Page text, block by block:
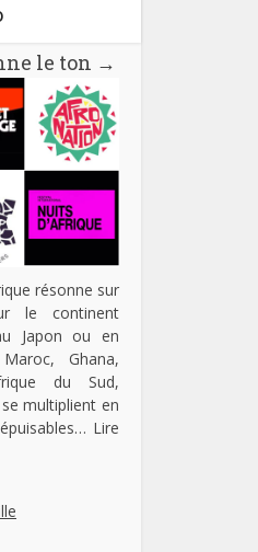
le ton →
résonne sur
le continent
Japon ou en
Ghana,
du Sud,
multiplient en
Lire